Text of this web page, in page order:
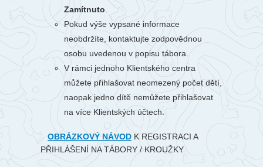
Zamítnuto
Pokud výše vypsané informace
neobdržíte, kontaktujte zodpovědnou
osobu uvedenou v popisu tábora.
V rámci jednoho Klientského centra
můžete přihlašovat neomezený počet dětí,
naopak jedno dítě nemůžete přihlašovat
na více Klientských účtech.
OBRÁZKOVÝ NÁVOD K REGISTRACI A
PŘIHLÁŠENÍ NA TÁBORY / KROUŽKY